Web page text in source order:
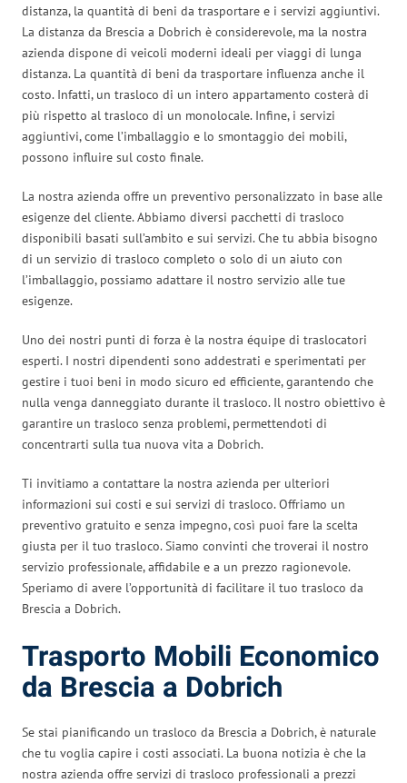
distanza, la quantità di beni da trasportare e i servizi aggiuntivi.
La distanza da Brescia a Dobrich è considerevole, ma la nostra
azienda dispone di veicoli moderni ideali per viaggi di lunga
distanza. La quantità di beni da trasportare influenza anche il
costo. Infatti, un trasloco di un intero appartamento costerà di
più rispetto al trasloco di un monolocale. Infine, i servizi
aggiuntivi, come l’imballaggio e lo smontaggio dei mobili,
possono influire sul costo finale.
La nostra azienda offre un preventivo personalizzato in base alle
esigenze del cliente. Abbiamo diversi pacchetti di trasloco
disponibili basati sull’ambito e sui servizi. Che tu abbia bisogno
di un servizio di trasloco completo o solo di un aiuto con
l’imballaggio, possiamo adattare il nostro servizio alle tue
esigenze.
Uno dei nostri punti di forza è la nostra équipe di traslocatori
esperti. I nostri dipendenti sono addestrati e sperimentati per
gestire i tuoi beni in modo sicuro ed efficiente, garantendo che
nulla venga danneggiato durante il trasloco. Il nostro obiettivo è
garantire un trasloco senza problemi, permettendoti di
concentrarti sulla tua nuova vita a Dobrich.
Ti invitiamo a contattare la nostra azienda per ulteriori
informazioni sui costi e sui servizi di trasloco. Offriamo un
preventivo gratuito e senza impegno, così puoi fare la scelta
giusta per il tuo trasloco. Siamo convinti che troverai il nostro
servizio professionale, affidabile e a un prezzo ragionevole.
Speriamo di avere l’opportunità di facilitare il tuo trasloco da
Brescia a Dobrich.
Trasporto Mobili Economico
da Brescia a Dobrich
Se stai pianificando un trasloco da Brescia a Dobrich, è naturale
che tu voglia capire i costi associati. La buona notizia è che la
nostra azienda offre servizi di trasloco professionali a prezzi